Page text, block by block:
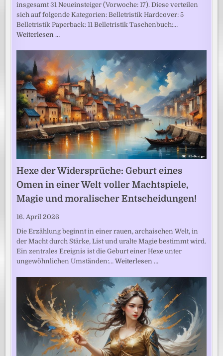
insgesamt 31 Neueinsteiger (Vorwoche: 17). Diese verteilen
sich auf folgende Kategorien: Belletristik Hardcover: 5
Belletristik Paperback: 11 Belletristik Taschenbuch:…
Weiterlesen …
Hexe der Widersprüche: Geburt eines
Omen in einer Welt voller Machtspiele,
Magie und moralischer Entscheidungen!
16. April 2026
Die Erzählung beginnt in einer rauen, archaischen Welt, in
der Macht durch Stärke, List und uralte Magie bestimmt wird.
Ein zentrales Ereignis ist die Geburt einer Hexe unter
ungewöhnlichen Umständen:…Weiterlesen …